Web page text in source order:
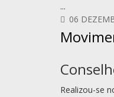
...
06
Realizou-se